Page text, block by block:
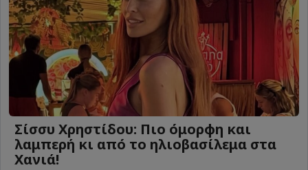
Σίσσυ Χρηστίδου: Πιο όμορφη και
λαμπερή κι από το ηλιοβασίλεμα στα
Χανιά!